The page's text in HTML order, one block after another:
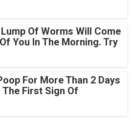
Of Worms Will Come
You In The Morning. Try
For More Than 2 Days
The First Sign Of